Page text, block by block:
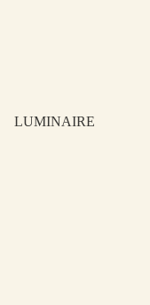
LUMINAIRE